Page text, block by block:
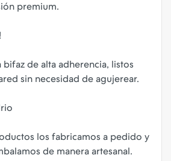
premium.
bifaz de alta adherencia, listos
sin necesidad de agujerear.
los fabricamos a pedido y
de manera artesanal.